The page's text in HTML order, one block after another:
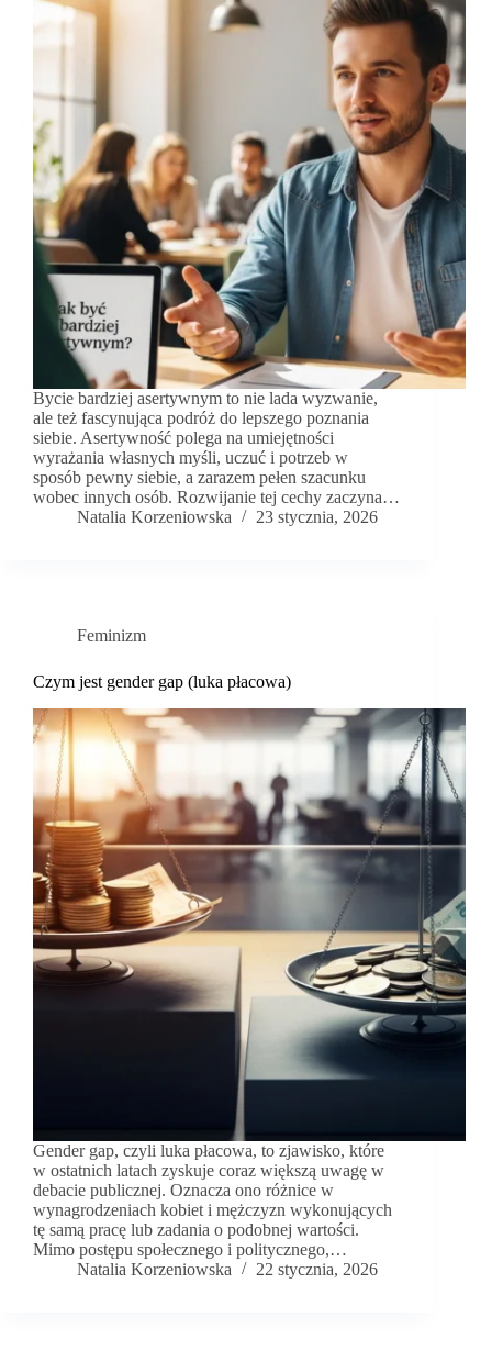
Bycie bardziej asertywnym to nie lada wyzwanie,
ale też fascynująca podróż do lepszego poznania
siebie. Asertywność polega na umiejętności
wyrażania własnych myśli, uczuć i potrzeb w
sposób pewny siebie, a zarazem pełen szacunku
wobec innych osób. Rozwijanie tej cechy zaczyna…
Natalia Korzeniowska
23 stycznia, 2026
Feminizm
Czym jest gender gap (luka płacowa)
Gender gap, czyli luka płacowa, to zjawisko, które
w ostatnich latach zyskuje coraz większą uwagę w
debacie publicznej. Oznacza ono różnice w
wynagrodzeniach kobiet i mężczyzn wykonujących
tę samą pracę lub zadania o podobnej wartości.
Mimo postępu społecznego i politycznego,…
Natalia Korzeniowska
22 stycznia, 2026